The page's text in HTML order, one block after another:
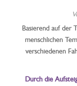
Basierend auf der
menschlichen
verschiedenen
Durch die